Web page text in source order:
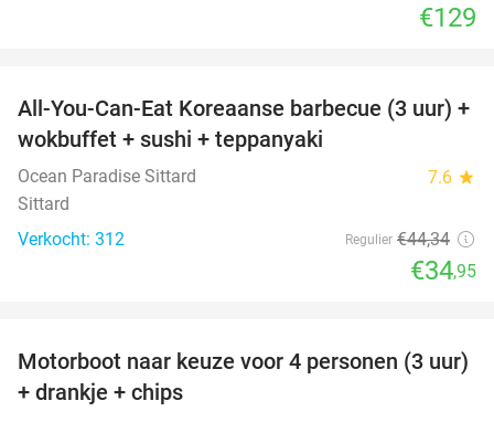
€129
21%
All-You-Can-Eat Koreaanse barbecue (3 uur) +
wokbuffet + sushi + teppanyaki
Ocean Paradise Sittard 7.6 star
Sittard
Verkocht: 312
Regulier €44,34
€34,95
31%
Motorboot naar keuze voor 4 personen (3 uur)
+ drankje + chips